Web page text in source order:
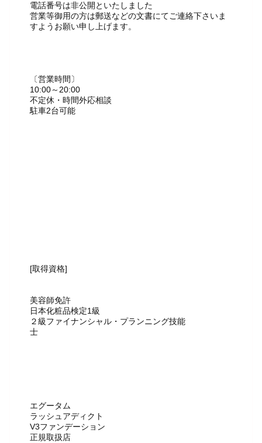
電話番号は非公開といたしました
営業等御用の方は郵送などの文書にてご連絡下さいま
すようお願い申し上げます。
〔営業時間〕
10:00～20:00
不定休・時間外応相談
駐車2台可能
[取得資格]
美容師免許
日本化粧品検定1級
２級ファイナンシャル・プランニング技能
士
エグータム
ラッシュアディクト
V3ファンデーション
正規取扱店